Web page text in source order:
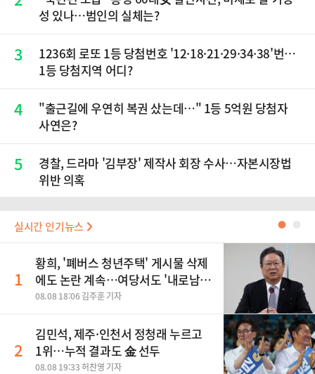
성 있나…범인의 실체는?
3
1236회 로또 1등 당첨번호 '12·18·21·29·34·38'번…
1등 당첨지역 어디?
4
"출근길에 우연히 복권 샀는데…" 1등 5억원 당첨자
사연은?
5
경찰, 드라마 '김부장' 제작사 회장 수사…자본시장법
위반 의혹
실시간 인기뉴스 ●
1
황희, '폐버스 청년주택' 게시물 삭제
에도 논란 계속…여당서도 '내로남
불' 비판
08.08 18:06 김주훈 기자
2
김민석, 제주·인천서 정청래 누르고
1위…누적 결과도 金 선두
08.08 19:33 허찬영 기자